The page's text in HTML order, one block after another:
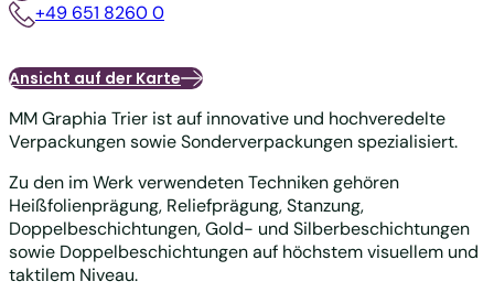
+49 651 8260 0
Ansicht auf der Karte
MM Graphia Trier ist auf innovative und hochveredelte
Verpackungen sowie Sonderverpackungen spezialisiert.
Zu den im Werk verwendeten Techniken gehören
Heißfolienprägung, Reliefprägung, Stanzung,
Doppelbeschichtungen, Gold- und Silberbeschichtungen
sowie Doppelbeschichtungen auf höchstem visuellem und
taktilem Niveau.